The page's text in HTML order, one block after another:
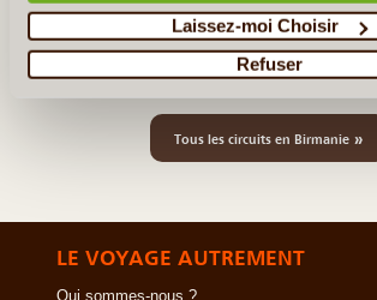
Laissez-moi Choisir
Refuser
Sites Légendaires du Myanmar
Spiritualités Birmanes
Tous les circuits en Birmanie »
LE VOYAGE AUTREMENT
Qui sommes-nous ?